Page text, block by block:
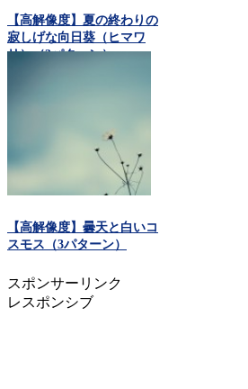
【高解像度】夏の終わりの
寂しげな向日葵（ヒマワ
リ）（3パターン）
【高解像度】曇天と白いコ
スモス（3パターン）
スポンサーリンク
レスポンシブ